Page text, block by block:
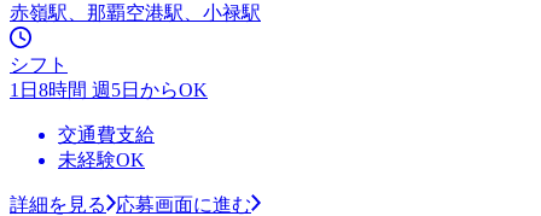
赤嶺駅、那覇空港駅、小禄駅
シフト
1日8時間 週5日からOK
交通費支給
未経験OK
詳細を見る 応募画面に進む